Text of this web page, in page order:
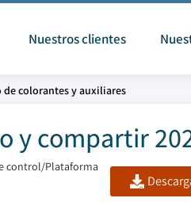
Nuestros clientes
de colorantes y auxiliares
y compartir
control/Plataforma